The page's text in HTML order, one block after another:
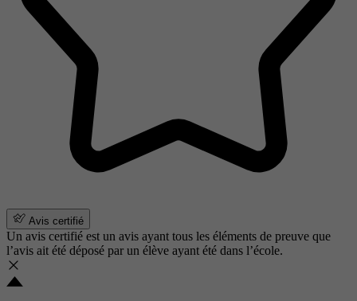
Avis certifié
Un avis certifié est un avis ayant tous les éléments de preuve que
l’avis ait été déposé par un élève ayant été dans l’école.